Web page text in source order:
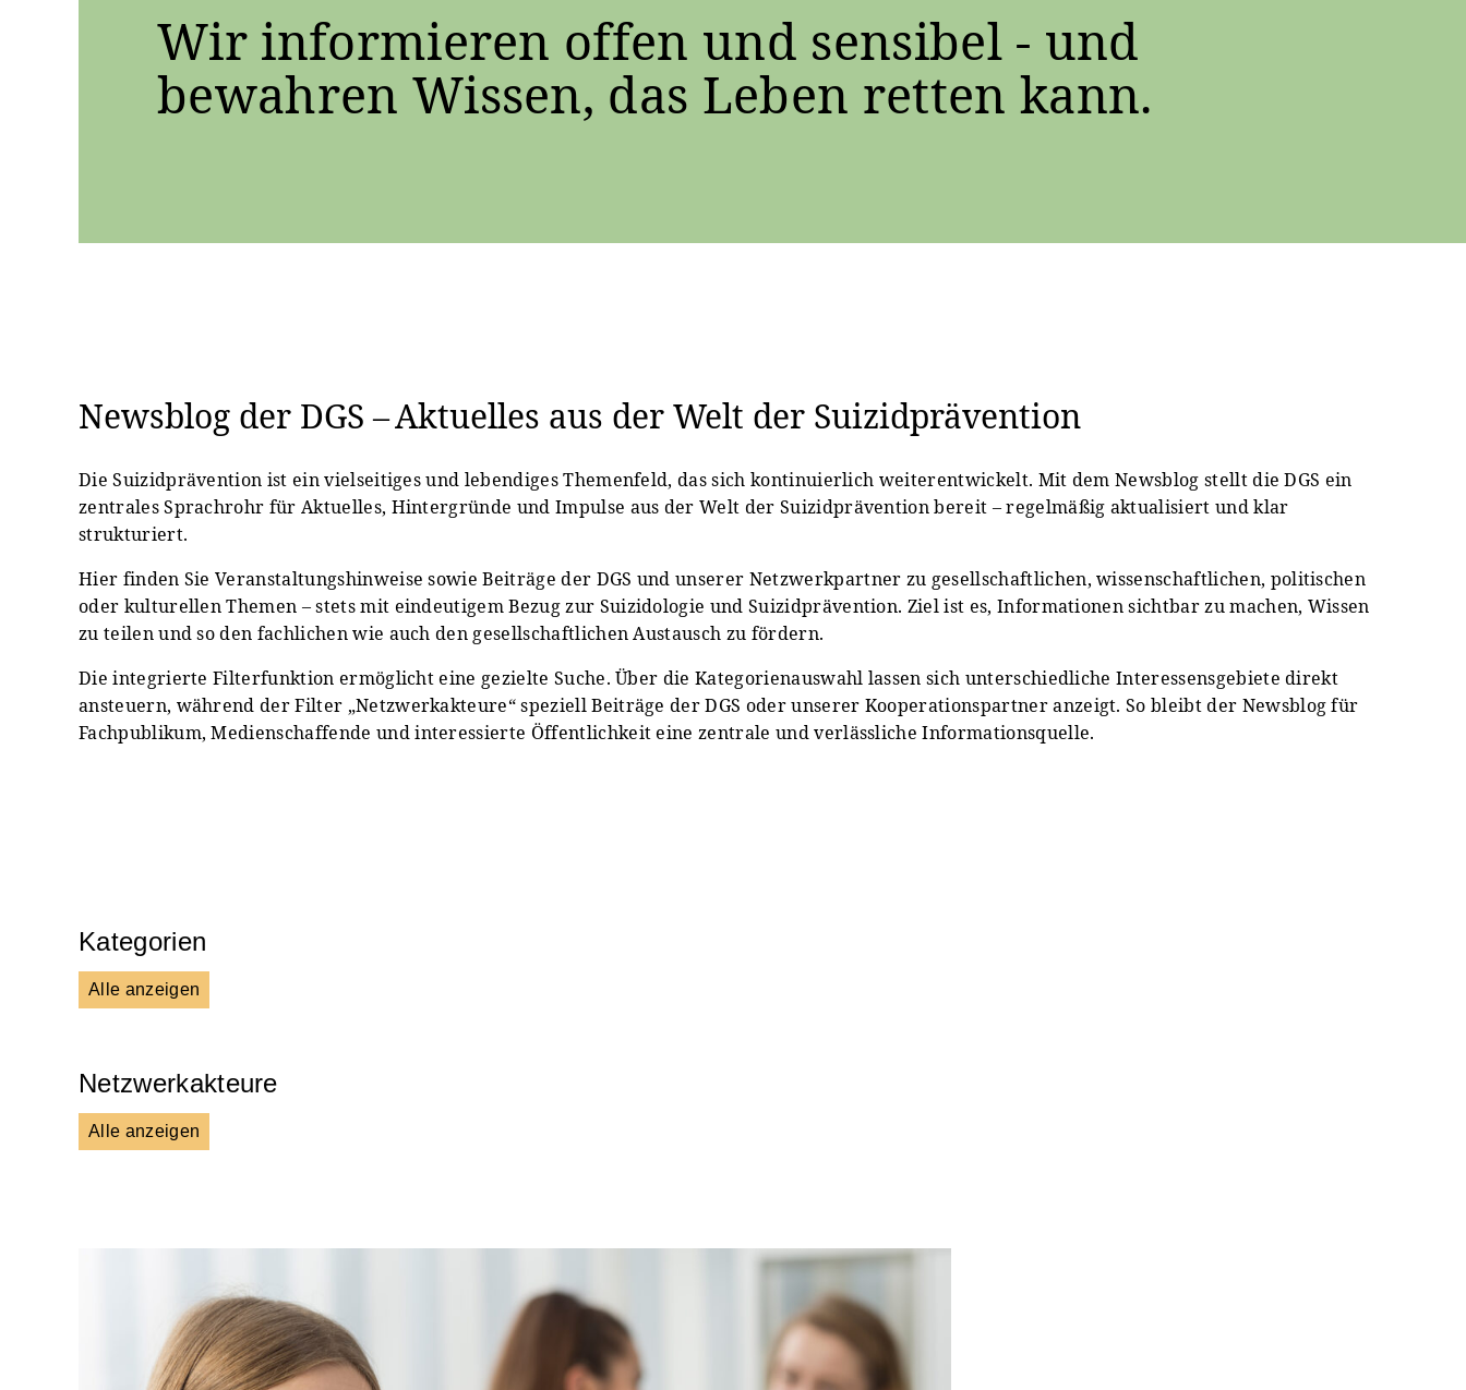
Wir informieren offen und sensibel - und
bewahren Wissen, das Leben retten kann.
Newsblog der DGS – Aktuelles aus der Welt der Suizidprävention
Die Suizidprävention ist ein vielseitiges und lebendiges Themenfeld, das sich kontinuierlich weiterentwickelt. Mit dem Newsblog stellt die DGS ein
zentrales Sprachrohr für Aktuelles, Hintergründe und Impulse aus der Welt der Suizidprävention bereit – regelmäßig aktualisiert und klar
strukturiert.
Hier finden Sie Veranstaltungshinweise sowie Beiträge der DGS und unserer Netzwerkpartner zu gesellschaftlichen, wissenschaftlichen, politischen
oder kulturellen Themen – stets mit eindeutigem Bezug zur Suizidologie und Suizidprävention. Ziel ist es, Informationen sichtbar zu machen, Wissen
zu teilen und so den fachlichen wie auch den gesellschaftlichen Austausch zu fördern.
Die integrierte Filterfunktion ermöglicht eine gezielte Suche. Über die Kategorienauswahl lassen sich unterschiedliche Interessensgebiete direkt
ansteuern, während der Filter „Netzwerkakteure“ speziell Beiträge der DGS oder unserer Kooperationspartner anzeigt. So bleibt der Newsblog für
Fachpublikum, Medienschaffende und interessierte Öffentlichkeit eine zentrale und verlässliche Informationsquelle.
Kategorien
Alle anzeigen
Netzwerkakteure
Alle anzeigen